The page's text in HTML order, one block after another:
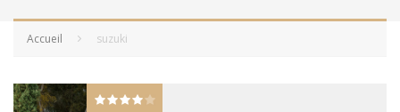
Accueil suzuki